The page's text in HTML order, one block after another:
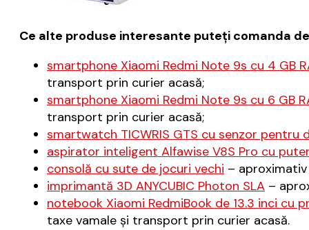
Ce alte produse interesante puteţi comanda
smartphone Xiaomi Redmi Note 9s cu 4 GB
transport prin curier acasă;
smartphone Xiaomi Redmi Note 9s cu 6 GB
transport prin curier acasă;
smartwatch TICWRIS GTS cu senzor
aspirator inteligent Alfawise V8S Pro cu
consolă cu sute de jocuri vechi – aproximativ
imprimantă 3D ANYCUBIC Photon SLA –
notebook Xiaomi RedmiBook de 13.3 inci cu
taxe vamale şi transport prin curier acasă.